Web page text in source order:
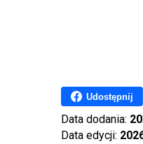
Udostępnij
Data dodania:
Data edycji: